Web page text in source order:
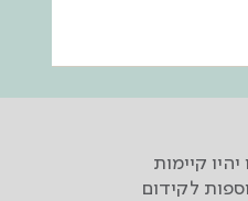
יהיו קיימות
לקידום